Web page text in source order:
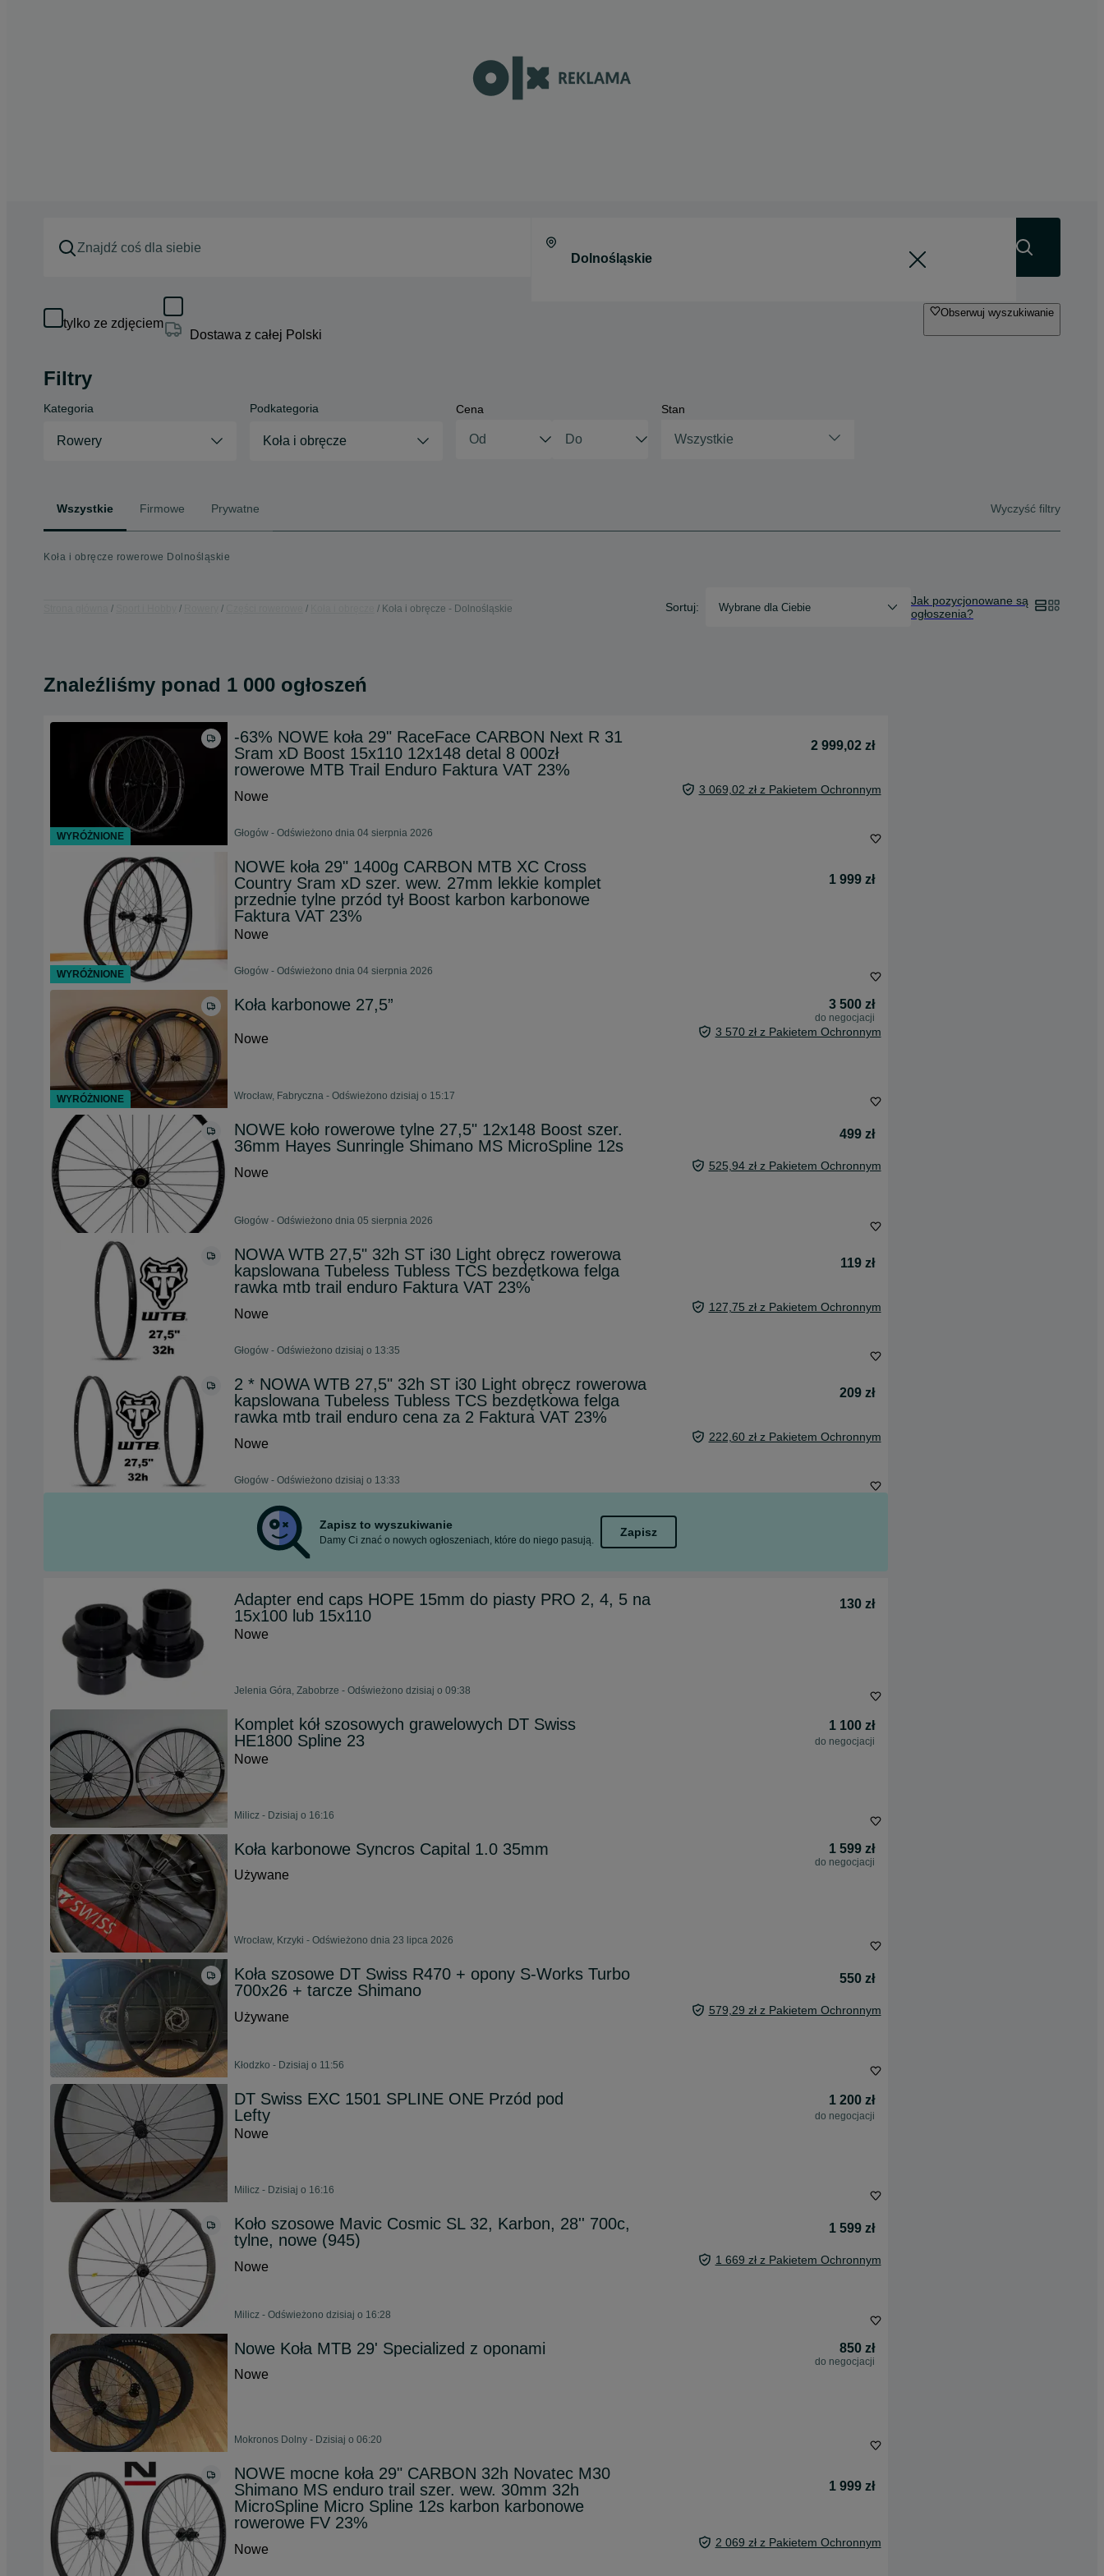
tylko ze zdjęciem
Dostawa z całej Polski
Obserwuj wyszukiwanie
Filtry
Kategoria
Rowery
Podkategoria
Koła i obręcze
Cena Stan
Wszystkie
Wszystkie Firmowe Prywatne Wyczyść filtry
Koła i obręcze rowerowe Dolnośląskie
Koła i obręcze - Dolnośląskie Sortuj: Wybrane dla Ciebie
Jak pozycjonowane są
ogłoszenia?
Znaleźliśmy ponad 1 000 ogłoszeń
-63% NOWE koła 29" RaceFace CARBON Next R 31
Sram xD Boost 15x110 12x148 detal 8 000zł
rowerowe MTB Trail Enduro Faktura VAT 23%
2 999,02 zł
Nowe 3 069,02 zł z Pakietem Ochronnym
Głogów - Odświeżono dnia 04 sierpnia 2026
NOWE koła 29" 1400g CARBON MTB XC Cross
Country Sram xD szer. wew. 27mm lekkie komplet
przednie tylne przód tył Boost karbon karbonowe
Faktura VAT 23%
1 999 zł
Nowe
Głogów - Odświeżono dnia 04 sierpnia 2026
Koła karbonowe 27,5” 3 500 zł
do negocjacji
Nowe 3 570 zł z Pakietem Ochronnym
Wrocław, Fabryczna - Odświeżono dzisiaj o 15:17
NOWE koło rowerowe tylne 27,5" 12x148 Boost szer.
36mm Hayes Sunringle Shimano MS MicroSpline 12s
499 zł
Nowe 525,94 zł z Pakietem Ochronnym
Głogów - Odświeżono dnia 05 sierpnia 2026
NOWA WTB 27,5" 32h ST i30 Light obręcz rowerowa
kapslowana Tubeless Tubless TCS bezdętkowa felga
rawka mtb trail enduro Faktura VAT 23%
119 zł
Nowe 127,75 zł z Pakietem Ochronnym
Głogów - Odświeżono dzisiaj o 13:35
2 * NOWA WTB 27,5" 32h ST i30 Light obręcz rowerowa
kapslowana Tubeless Tubless TCS bezdętkowa felga
rawka mtb trail enduro cena za 2 Faktura VAT 23%
209 zł
Nowe 222,60 zł z Pakietem Ochronnym
Głogów - Odświeżono dzisiaj o 13:33
Zapisz to wyszukiwanie
Damy Ci znać o nowych ogłoszeniach, które do niego pasują.
Zapisz
Adapter end caps HOPE 15mm do piasty PRO 2, 4, 5 na
15x100 lub 15x110
130 zł
Nowe
Jelenia Góra, Zabobrze - Odświeżono dzisiaj o 09:38
Komplet kół szosowych grawelowych DT Swiss
HE1800 Spline 23
1 100 zł
do negocjacji
Nowe
Milicz - Dzisiaj o 16:16
Koła karbonowe Syncros Capital 1.0 35mm 1 599 zł
do negocjacji
Używane
Wrocław, Krzyki - Odświeżono dnia 23 lipca 2026
Koła szosowe DT Swiss R470 + opony S-Works Turbo
700x26 + tarcze Shimano
550 zł
Używane 579,29 zł z Pakietem Ochronnym
Kłodzko - Dzisiaj o 11:56
DT Swiss EXC 1501 SPLINE ONE Przód pod
Lefty
1 200 zł
do negocjacji
Nowe
Milicz - Dzisiaj o 16:16
Koło szosowe Mavic Cosmic SL 32, Karbon, 28'' 700c,
tylne, nowe (945)
1 599 zł
Nowe 1 669 zł z Pakietem Ochronnym
Milicz - Odświeżono dzisiaj o 16:28
Nowe Koła MTB 29' Specialized z oponami 850 zł
do negocjacji
Nowe
Mokronos Dolny - Dzisiaj o 06:20
NOWE mocne koła 29" CARBON 32h Novatec M30
Shimano MS enduro trail szer. wew. 30mm 32h
MicroSpline Micro Spline 12s karbon karbonowe
rowerowe FV 23%
1 999 zł
Nowe 2 069 zł z Pakietem Ochronnym
WYRÓŻNIONE
WYRÓŻNIONE
WYRÓŻNIONE